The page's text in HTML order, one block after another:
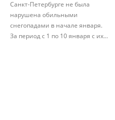
Санкт-Петербурге не была
нарушена обильными
снегопадами в начале января.
За период с 1 по 10 января с их...